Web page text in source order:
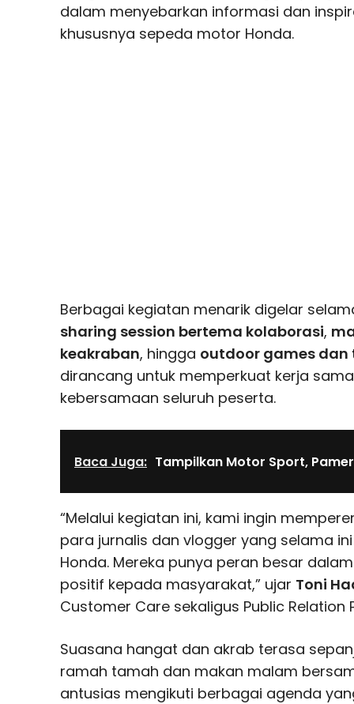
dalam menyebarkan informasi dan
khususnya sepeda motor Honda.
Berbagai kegiatan menarik digelar
sharing session bertema kolaborasi,
keakraban, hingga outdoor games
dirancang untuk memperkuat kerja
kebersamaan seluruh peserta.
Baca Juga: Tampilkan Motor Sport,
“Melalui kegiatan ini, kami ingin
para jurnalis dan vlogger yang selama
Honda. Mereka punya peran besar
positif kepada masyarakat,” ujar Toni
Customer Care sekaligus Public Relation
Suasana hangat dan akrab terasa
ramah tamah dan makan malam
antusias mengikuti berbagai agenda